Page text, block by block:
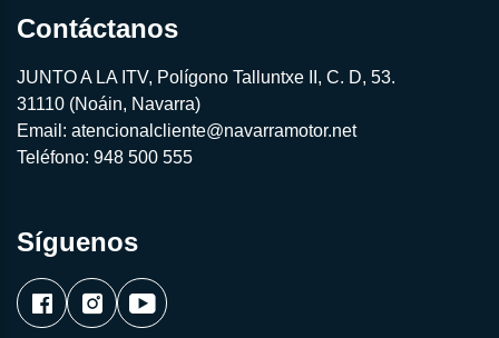
Contáctanos
JUNTO A LA ITV, Polígono Talluntxe II, C. D, 53.
31110 (Noáin, Navarra)
Email: atencionalcliente@navarramotor.net
Teléfono: 948 500 555
Síguenos